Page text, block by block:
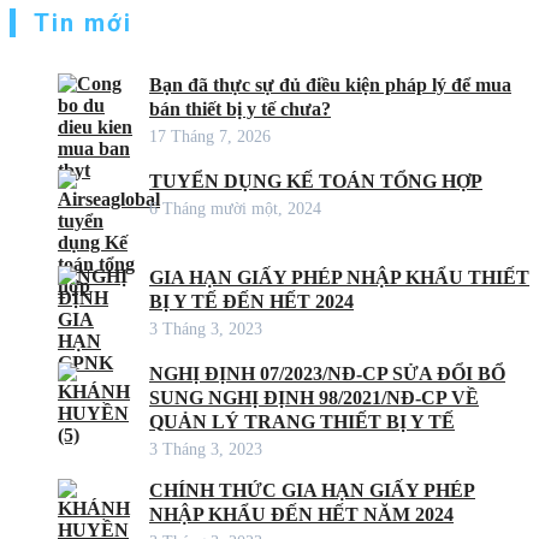
Tin mới
Bạn đã thực sự đủ điều kiện pháp lý để mua
bán thiết bị y tế chưa?
17 Tháng 7, 2026
TUYỂN DỤNG KẾ TOÁN TỔNG HỢP
6 Tháng mười một, 2024
GIA HẠN GIẤY PHÉP NHẬP KHẨU THIẾT
BỊ Y TẾ ĐẾN HẾT 2024
3 Tháng 3, 2023
NGHỊ ĐỊNH 07/2023/NĐ-CP SỬA ĐỔI BỔ
SUNG NGHỊ ĐỊNH 98/2021/NĐ-CP VỀ
QUẢN LÝ TRANG THIẾT BỊ Y TẾ
3 Tháng 3, 2023
CHÍNH THỨC GIA HẠN GIẤY PHÉP
NHẬP KHẨU ĐẾN HẾT NĂM 2024